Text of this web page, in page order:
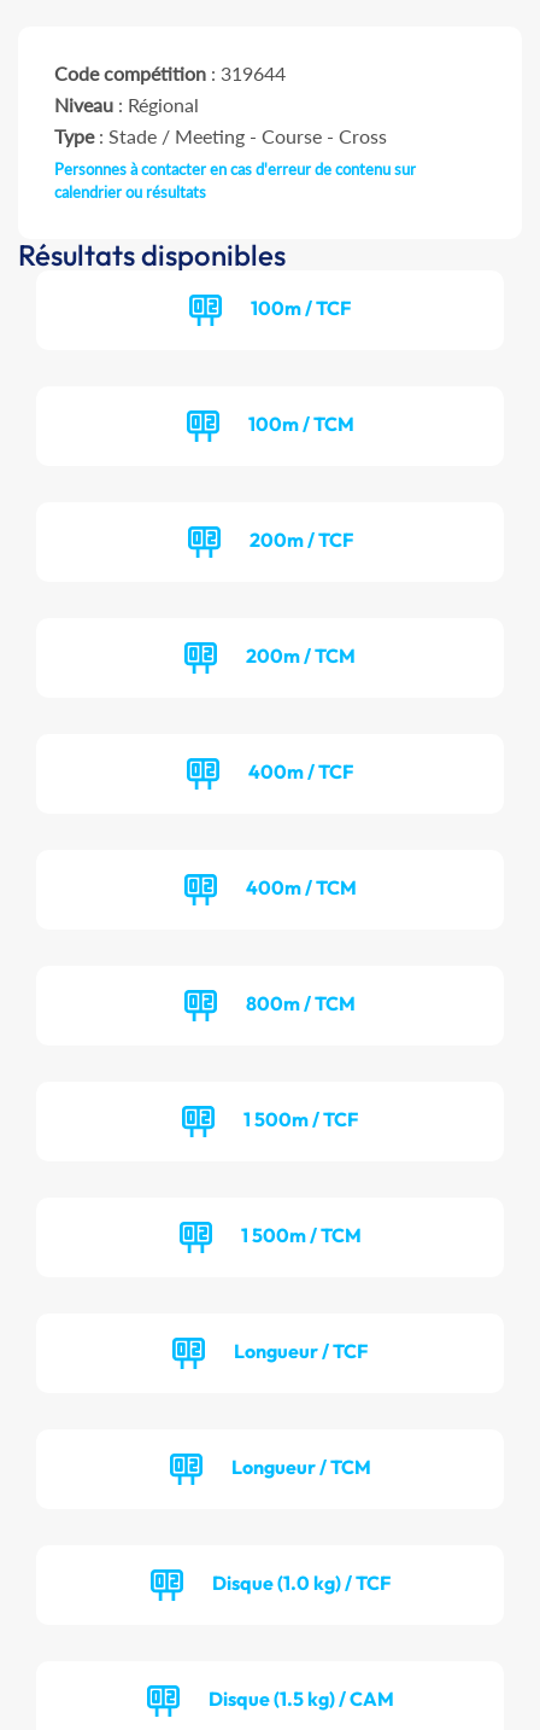
Code compétition : 319644
Niveau : Régional
Type: Stade / Meeting - Course - Cross
Personnes à contacter en cas d'erreur de contenu sur
calendrier ou résultats
Résultats disponibles
100m / TCF
100m / TCM
200m / TCF
200m / TCM
400m / TCF
400m / TCM
800m / TCM
1 500m / TCF
1 500m / TCM
Longueur / TCF
Longueur / TCM
Disque (1.0 kg) / TCF
Disque (1.5 kg) / CAM